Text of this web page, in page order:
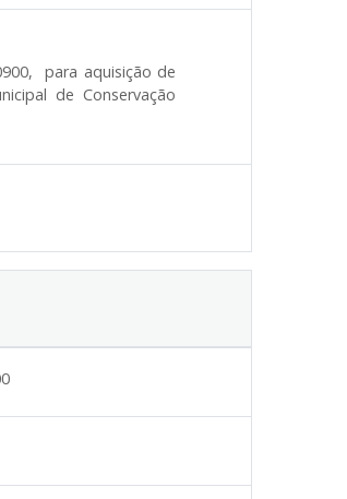
para aquisição de
de Conservação